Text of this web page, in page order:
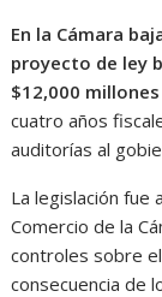
En la Cámara
proyecto de ley
$12,000
cuatro años
auditorías al
La legislación fue
Comercio de la
controles sobre
consecuencia de